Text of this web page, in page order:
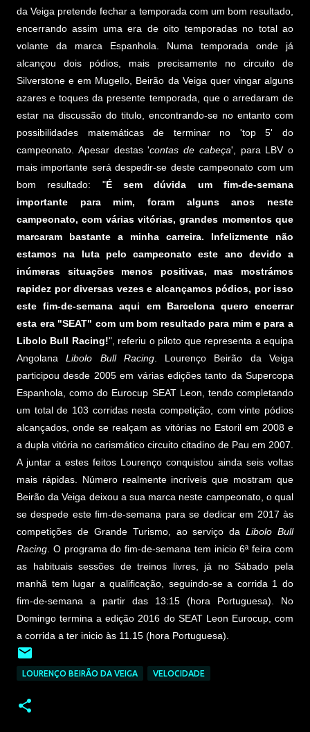
da Veiga pretende fechar a temporada com um bom resultado,
encerrando assim uma era de oito temporadas no total ao
volante da marca Espanhola. Numa temporada onde já
alcançou dois pódios, mais precisamente no circuito de
Silverstone e em Mugello, Beirão da Veiga quer vingar alguns
azares e toques da presente temporada, que o arredaram de
estar na discussão do titulo, encontrando-se no entanto com
possibilidades matemáticas de terminar no 'top 5' do
campeonato. Apesar destas 'contas de cabeça', para LBV o
mais importante será despedir-se deste campeonato com um
bom resultado: "É sem dúvida um fim-de-semana
importante para mim, foram alguns anos neste
campeonato, com várias vitórias, grandes momentos que
marcaram bastante a minha carreira. Infelizmente não
estamos na luta pelo campeonato este ano devido a
inúmeras situações menos positivas, mas mostrámos
rapidez por diversas vezes e alcançamos pódios, por isso
este fim-de-semana aqui em Barcelona quero encerrar
esta era "SEAT" com um bom resultado para mim e para a
Libolo Bull Racing!", referiu o piloto que representa a equipa
AngolanaLibolo Bull Racing. Lourenço Beirão da Veiga
participou desde 2005 em várias edições tanto da Supercopa
Espanhola, como do Eurocup SEAT Leon, tendo completando
um total de 103 corridas nesta competição, com vinte pódios
alcançados, onde se realçam as vitórias no Estoril em 2008 e
a dupla vitória no carismático circuito citadino de Pau em 2007.
A juntar a estes feitos Lourenço conquistou ainda seis voltas
mais rápidas. Número realmente incríveis que mostram que
Beirão da Veiga deixou a sua marca neste campeonato, o qual
se despede este fim-de-semana para se dedicar em 2017 às
competições de Grande Turismo, ao serviço daLibolo Bull
Racing . O programa do fim-de-semana tem inicio 6ª feira com
as habituais sessões de treinos livres, já no Sábado pela
manhã tem lugar a qualificação, seguindo-se a corrida 1 do
fim-de-semana a partir das 13:15 (hora Portuguesa). No
Domingo termina a edição 2016 do SEAT Leon Eurocup, com
a corrida a ter inicio às 11.15 (hora Portuguesa).
LOURENÇO BEIRÃO DA VEIGA VELOCIDADE